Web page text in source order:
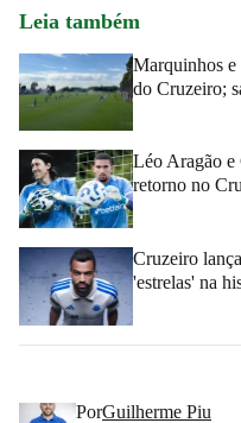
Leia também
Marquinhos e
do Cruzeiro;
Léo Aragão e
retorno no
Cruzeiro
'estrelas' na
PorGuilherme Piu